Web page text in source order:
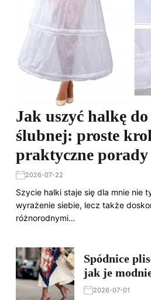
Jak uszyć halkę
ślubnej: proste
praktyczne porady
2026-07-22
Szycie halki staje się dla mnie nie
wyrażenie siebie, lecz także
różnorodnymi…
Spódnice
jak je
2026-07-01